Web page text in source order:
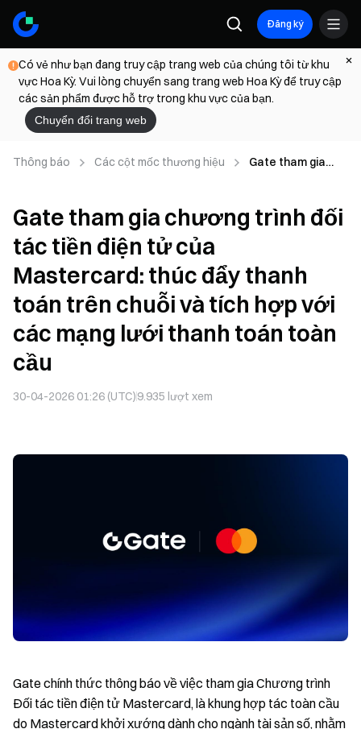
Đăng ký
Có vẻ như bạn đang truy cập trang web của chúng tôi từ khu
vực Hoa Kỳ. Vui lòng chuyển sang trang web Hoa Kỳ để truy cập
các sản phẩm được hỗ trợ trong khu vực của bạn.
Chuyển đổi trang web
Thông báo Các cột mốc thương hiệu
Gate tham gia
của Mastercard:
thúc đẩy thanh
tích hợp với các
mạng lưới thanh
toán toàn cầu
Gate tham gia chương trình đối
tác tiền điện tử của
Mastercard: thúc đẩy thanh
toán trên chuỗi và tích hợp với
các mạng lưới thanh toán toàn
cầu
30-04-2026 01:26 (UTC)9.935 lượt xem
Gate chính thức thông báo về việc tham gia Chương trình
Đối tác tiền điện tử Mastercard, là khung hợp tác toàn cầu
do Mastercard khởi xướng dành cho ngành tài sản số, nhằm